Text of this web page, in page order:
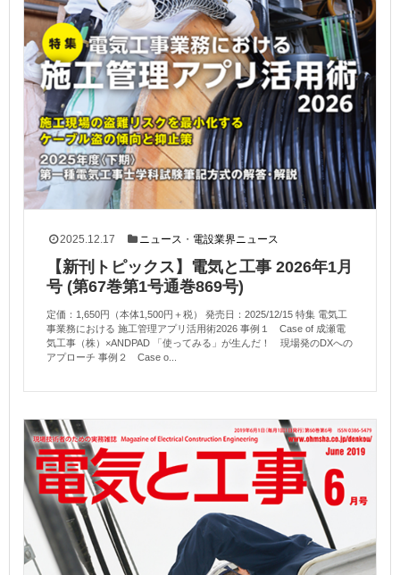
2025.12.17 ニュース ・ 電設業界ニュース
【新刊トピックス】電気と工事 2026年1月
号 (第67巻第1号通巻869号)
定価：1,650円（本体1,500円＋税） 発売日：2025/12/15 特集 電気工
事業務における 施工管理アプリ活用術2026 事例１ Case of 成瀬電
気工事（株）×ANDPAD 「使ってみる」が生んだ！ 現場発のDXへの
アプローチ 事例２ Case o...